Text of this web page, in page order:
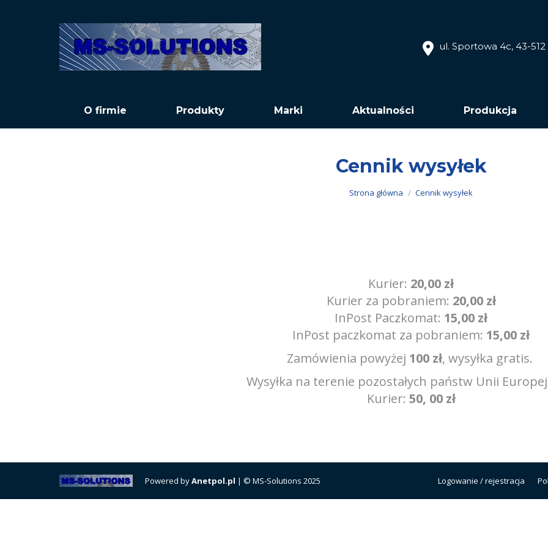
ul. Sportowa 4c, 43-
O firmie Produkty Marki Aktualności Produkcja
Cennik wysyłek
Jesteś tutaj:
Strona główna Cennik wysyłek
Kurier: 20,00 zł
Kurier za pobraniem: 20,00 zł
InPost Paczkomat: 15,00 zł
InPost paczkomat za pobraniem: 15,00 zł
Zamówienia powyżej 100 zł, wysyłka gratis.
Wysyłka na terenie pozostałych państw Unii
Kurier: 50, 00 zł
Powered byAnetpol.pl | © MS-Solutions 2025 Logowanie / rejestracja